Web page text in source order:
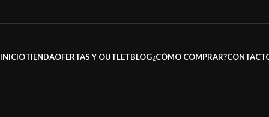
INICIOTIENDAOFERTAS Y OUTLETBLOG¿CÓMO COMPRAR?